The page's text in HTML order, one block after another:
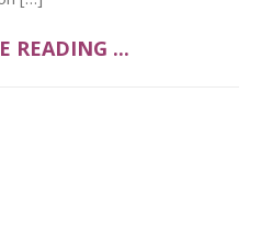
READING ...